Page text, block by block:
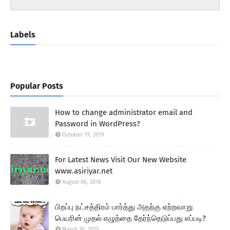
Labels
Popular Posts
How to change administrator email and
Password in WordPress?
October 19, 2019
For Latest News Visit Our New Website
www.asiriyar.net
August 06, 2018
பிறப்பு நட்சத்திரம் பார்த்து அதற்கு ஏற்றவாறு
பெயரின் முதல் எழுத்தை தேர்ந்தெடுப்பது எப்படி?